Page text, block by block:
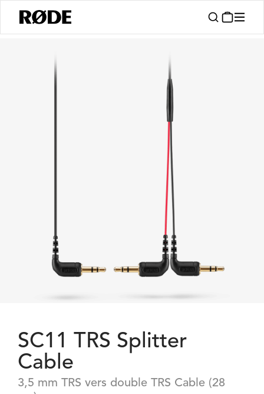
SC11 TRS Splitter
Cable
3,5 mm TRS vers double TRS Cable (28